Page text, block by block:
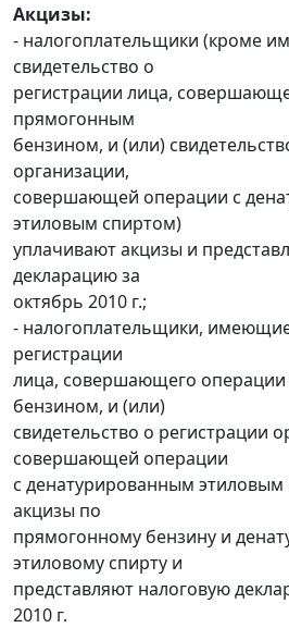
Акцизы:
- налогоплательщики (кроме
свидетельство о
регистрации лица,
прямогонным
бензином, и (или)
организации,
совершающей операции с
этиловым спиртом)
уплачивают акцизы и
декларацию за
октябрь 2010 г.;
- налогоплательщики,
регистрации
лица, совершающего
бензином, и (или)
свидетельство о регистрации
совершающей операции
с денатурированным
акцизы по
прямогонному бензину и
этиловому спирту и
представляют налоговую
2010 г.